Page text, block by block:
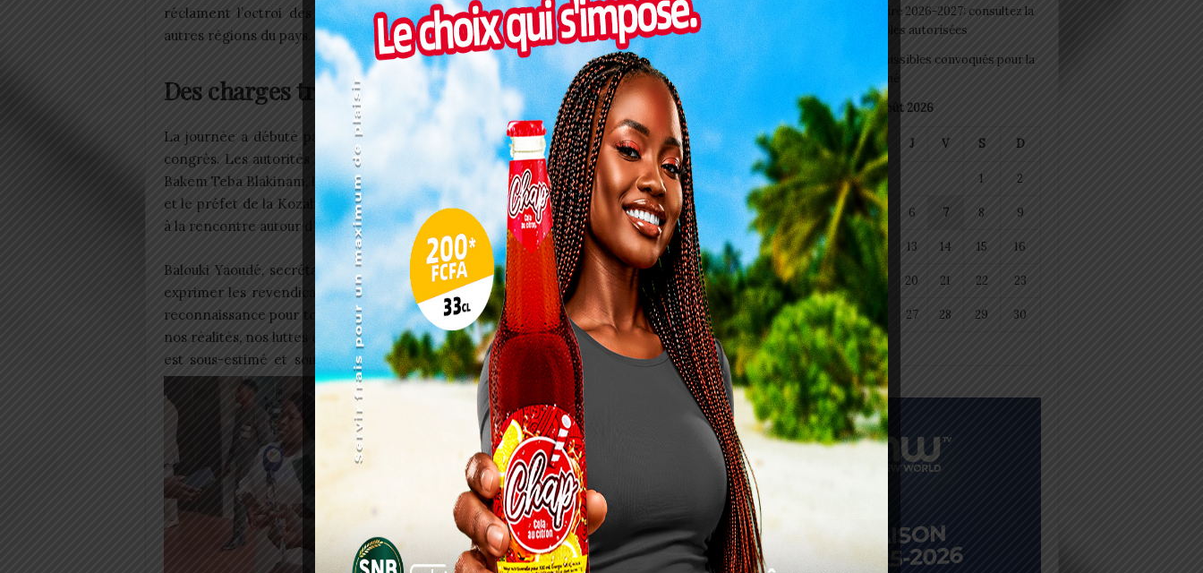
réclament l’octroi des ristournes commerciales dont bénéficient leurs collègues des
autres régions du pays.
Des charges trop lourdes selon le SYNATERTO Kara
La journée a débuté par une caravane matinale avant de converger vers le palais des
congrès. Les autorités locales ont répondu présent : le président du conseil de la Kara,
Bakem Teba Blakinam, le secrétaire général du gouvernorat représentant le gouverneur
et le préfet de la Kozah, ainsi que des représentants de la commune Kozah 1 ont assisté
à la rencontre autour d’un cocktail.
Balouki Yaoudé, secrétaire générale du SYNATERTO région Kara, a pris la parole pour
exprimer les revendications du secteur. « C’est un moment de joie, de solidarité, et de
reconnaissance pour tout le travail que nous accomplissons chaque jour. Nous célébrons
nos réalités, nos luttes et nos victoires, mais nous ne devons pas oublier que notre travail
est sous-estimé et sous-protégé. Nous devons continuer la lutte pour améliorer nos
conditions de travail », a-t-elle déclaré.
La responsable régionale a insisté sur une
discrimination flagrante : « Nous demandons à nos
autorités de nous aider à obtenir de nos grossistes nos
droits, les ristournes que nous méritons, étant donné
que tout le Togo jouit de ces ristournes sauf la région
de la Kara ». Elle a expliqué que cette journée annuelle
permet aux tenanciers des sept préfectures de se
Togo/ Rentrée scolaire 2026-2027: consultez la
liste officielle des écoles autorisées
ESSAL 2026 : les admissibles convoqués pour la
visite médicale à Lomé
août 2026
L M M J V S D
1 2
3 4 5 6 7 8 9
10 11 12 13 14 15 16
17 18 20 21 22 23
24 25 26 27 28 29 30
31
« Juil